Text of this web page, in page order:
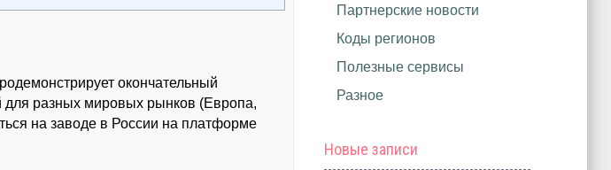
окончательный
для разных мировых рынков (Европа,
на заводе в России на платформе
Партнерские новости
Коды регионов
Полезные сервисы
Разное
Новые записи